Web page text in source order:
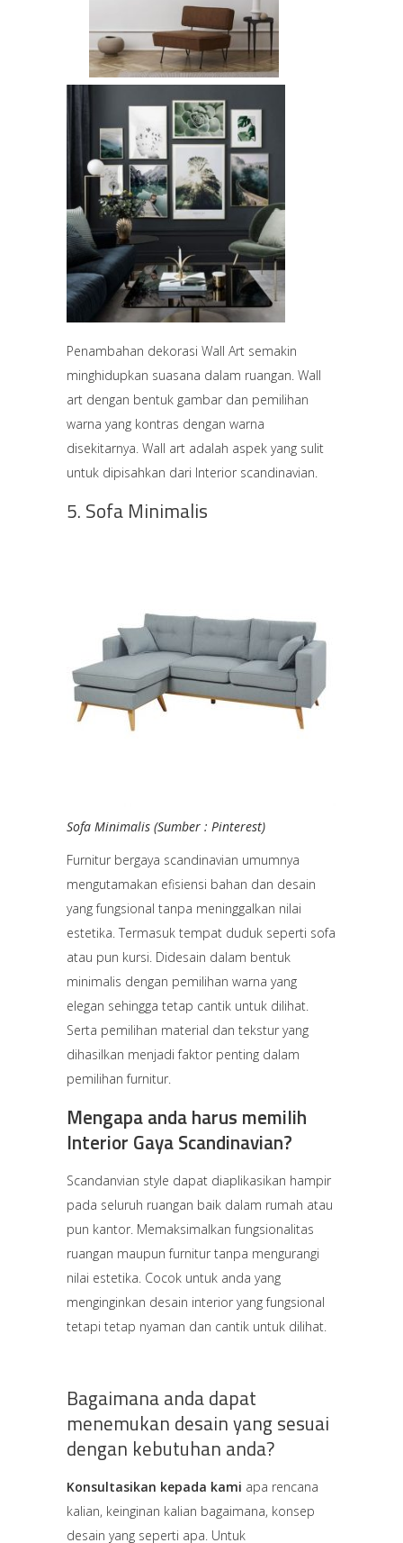
Penambahan dekorasi Wall Art semakin
minghidupkan suasana dalam ruangan. Wall
art dengan bentuk gambar dan pemilihan
warna yang kontras dengan warna
disekitarnya. Wall art adalah aspek yang sulit
untuk dipisahkan dari Interior scandinavian.
5. Sofa Minimalis
Sofa Minimalis (Sumber : Pinterest)
Furnitur bergaya scandinavian umumnya
mengutamakan efisiensi bahan dan desain
yang fungsional tanpa meninggalkan nilai
estetika. Termasuk tempat duduk seperti sofa
atau pun kursi. Didesain dalam bentuk
minimalis dengan pemilihan warna yang
elegan sehingga tetap cantik untuk dilihat.
Serta pemilihan material dan tekstur yang
dihasilkan menjadi faktor penting dalam
pemilihan furnitur.
Mengapa anda harus memilih
Interior Gaya Scandinavian?
Scandanvian style dapat diaplikasikan hampir
pada seluruh ruangan baik dalam rumah atau
pun kantor. Memaksimalkan fungsionalitas
ruangan maupun furnitur tanpa mengurangi
nilai estetika. Cocok untuk anda yang
menginginkan desain interior yang fungsional
tetapi tetap nyaman dan cantik untuk dilihat.
Bagaimana anda dapat
menemukan desain yang sesuai
dengan kebutuhan anda?
Konsultasikan kepada kami apa rencana
kalian, keinginan kalian bagaimana, konsep
desain yang seperti apa. Untuk